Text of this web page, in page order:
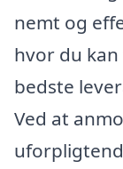
nemt og
hvor du
bedste
Ved at